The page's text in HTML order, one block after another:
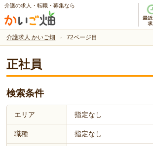
介護の求人・転職・募集なら
介護求人 かいご畑 72ページ目
正社員
検索条件
エリア 指定なし
職種 指定なし